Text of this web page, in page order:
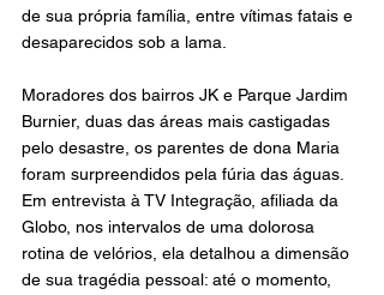
de sua própria família, entre vítimas fatais e
desaparecidos sob a lama.
Moradores dos bairros JK e Parque Jardim
Burnier, duas das áreas mais castigadas
pelo desastre, os parentes de dona Maria
foram surpreendidos pela fúria das águas.
Em entrevista à TV Integração, afiliada da
Globo, nos intervalos de uma dolorosa
rotina de velórios, ela detalhou a dimensão
de sua tragédia pessoal: até o momento,